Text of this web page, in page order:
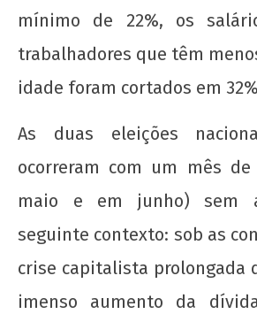
mínimo de 22%, os
trabalhadores que têm
idade foram cortados em
As duas eleições
ocorreram com um mês
maio e em junho) sem
seguinte contexto: sob as
crise capitalista prolongada
imenso aumento da